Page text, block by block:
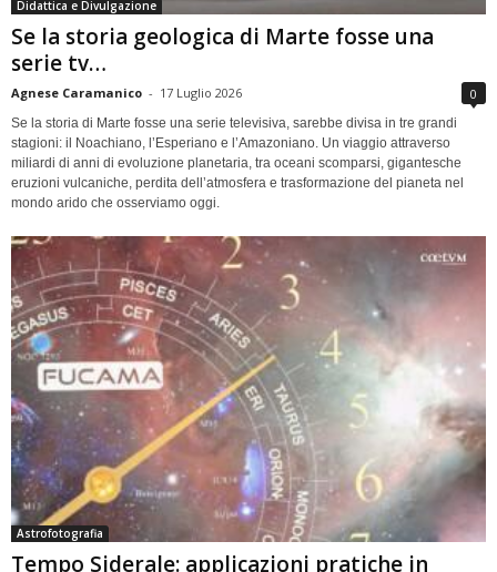
Didattica e Divulgazione
Se la storia geologica di Marte fosse una
serie tv…
Agnese Caramanico - 17 Luglio 2026 0
Se la storia di Marte fosse una serie televisiva, sarebbe divisa in tre grandi
stagioni: il Noachiano, l’Esperiano e l’Amazoniano. Un viaggio attraverso
miliardi di anni di evoluzione planetaria, tra oceani scomparsi, gigantesche
eruzioni vulcaniche, perdita dell’atmosfera e trasformazione del pianeta nel
mondo arido che osserviamo oggi.
Astrofotografia
Tempo Siderale: applicazioni pratiche in